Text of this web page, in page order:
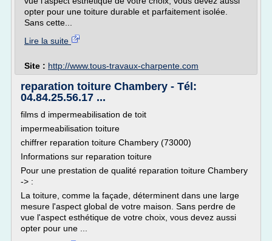
opter pour une toiture durable et parfaitement isolée.
Sans cette...
Lire la suite
Site : http://www.tous-travaux-charpente.com
reparation toiture Chambery - Tél:
04.84.25.56.17 ...
films d impermeabilisation de toit
impermeabilisation toiture
chiffrer reparation toiture Chambery (73000)
Informations sur reparation toiture
Pour une prestation de qualité reparation toiture Chambery
-> :
La toiture, comme la façade, déterminent dans une large
mesure l'aspect global de votre maison. Sans perdre de
vue l'aspect esthétique de votre choix, vous devez aussi
opter pour une ...